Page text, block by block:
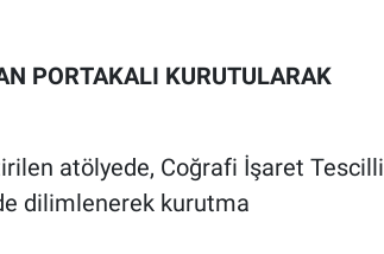
PORTAKALI KURUTULARAK
atölyede, Coğrafi İşaret Tescilli
dilimlenerek kurutma